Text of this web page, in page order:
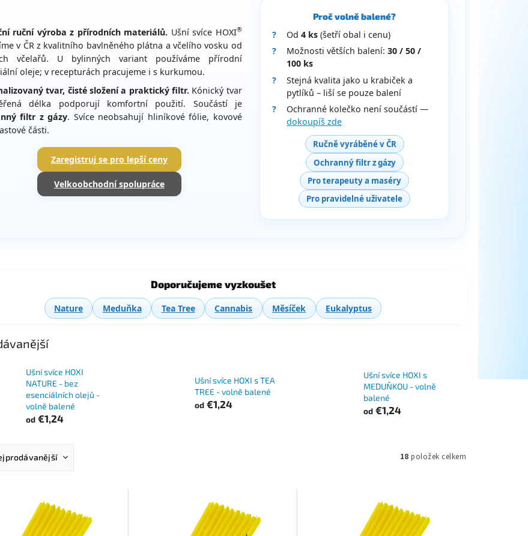
ruční výroba z přírodních materiálů. Ušní svíce HOXI®
v ČR z kvalitního bavlněného plátna a včelího vosku od
včelařů. U bylinných variant používáme přírodní
oleje; v recepturách pracujeme i s kurkumou.
tvar, čisté složení a praktický filtr. Kónický tvar
délka podporují komfortní použití. Součástí je
filtr z gázy. Svíce neobsahují hliníkové fólie, kovové
části.
Zaregistruj se pro lepší ceny
Velkoobchodní spolupráce
Proč volně balené?
Od4 ks (šetří obal i cenu)
Možnosti větších balení:30 / 50 /
100 ks
Stejná kvalita jako u krabiček a
pytlíků – liší se pouze balení
Ochranné kolečko není součástí —
dokoupíš zde
Ručně vyráběné v ČR
Ochranný filtr z gázy
Pro terapeuty a maséry
Pro pravidelné uživatele
Doporučujeme vyzkoušet
Nature Meduňka Tea Tree Cannabis Měsíček Eukalyptus
Ušní svíce HOXI
NATURE - bez
esenciálních olejů -
volně balené
od €1,24
Ušní svíce HOXI s TEA
TREE - volně balené
od€1,24
Ušní svíce HOXI s
MEDUŇKOU - volně
balené
od€1,24
18 položek celkem